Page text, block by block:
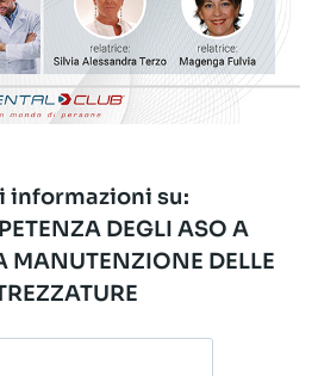
informazioni su:
DEGLI ASO A
MANUTENZIONE DELLE